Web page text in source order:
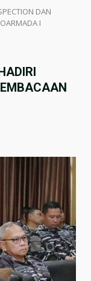
DAN
I